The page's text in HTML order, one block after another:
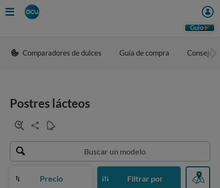
Guio
Comparadores de dulces Guía de compra Consejos
Postres lácteos
Precio Filtrar por